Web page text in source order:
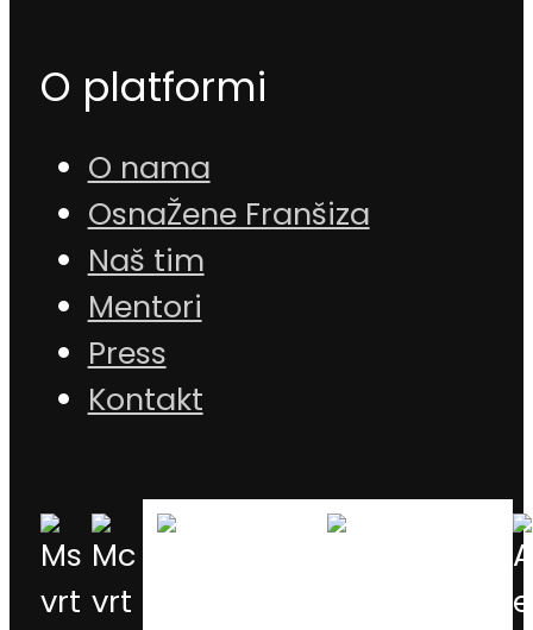
O platformi
O nama
OsnaŽene Franšiza
Naš tim
Mentori
Press
Kontakt